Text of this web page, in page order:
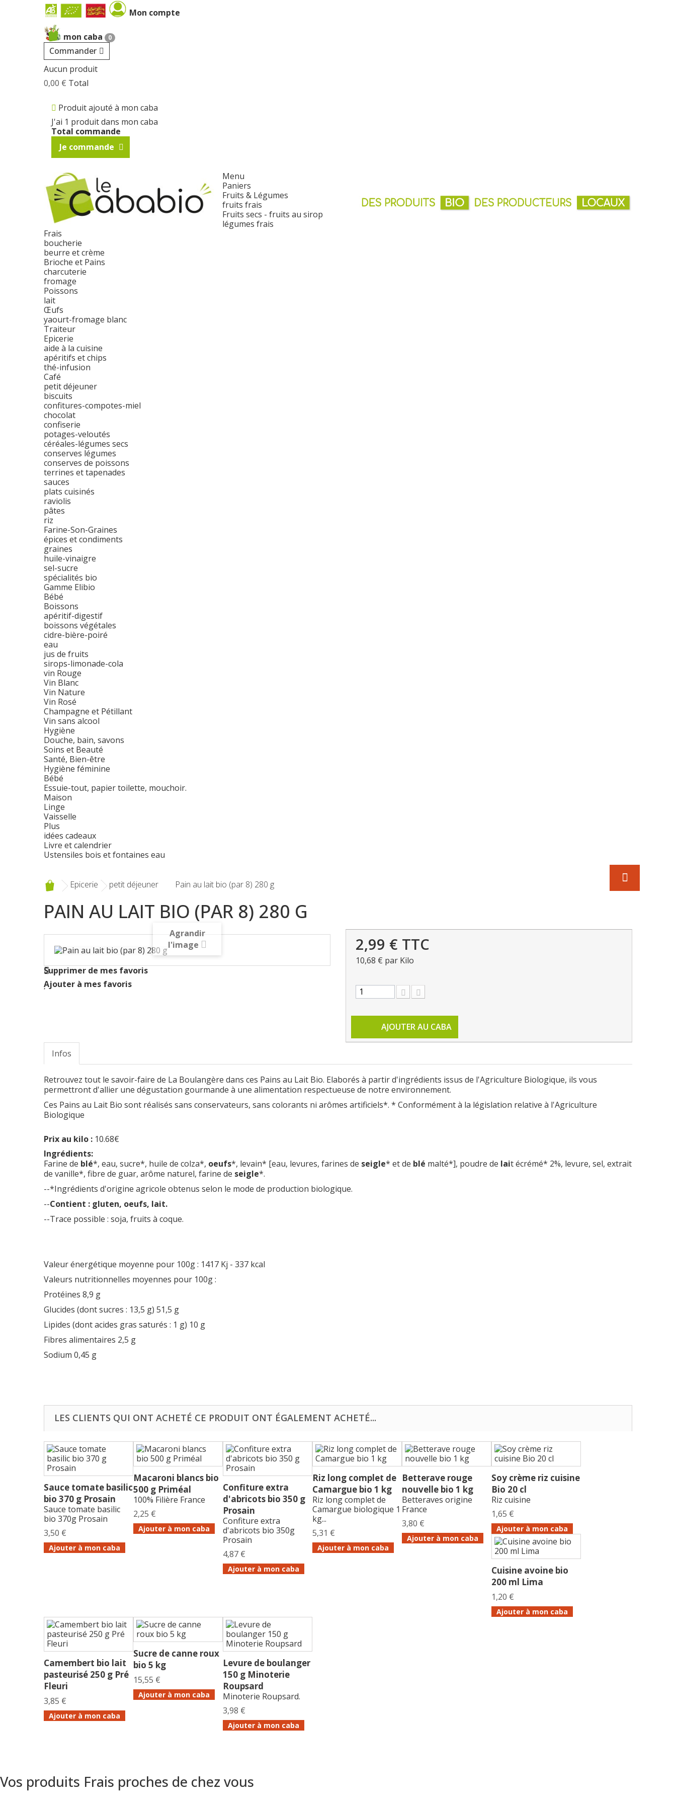
Mon compte
mon caba 0
Commander
Aucun produit
0,00 € Total
Produit ajouté à mon caba
J'ai 1 produit dans mon caba
Total commande
Je commande
Menu
Paniers
Fruits & Légumes
fruits frais
Fruits secs - fruits au sirop
légumes frais
Frais
boucherie
beurre et crème
Brioche et Pains
charcuterie
fromage
Poissons
lait
Œufs
yaourt-fromage blanc
Traiteur
Epicerie
aide à la cuisine
apéritifs et chips
thé-infusion
Café
petit déjeuner
biscuits
confitures-compotes-miel
chocolat
confiserie
potages-veloutés
céréales-légumes secs
conserves légumes
conserves de poissons
terrines et tapenades
sauces
plats cuisinés
raviolis
pâtes
riz
Farine-Son-Graines
épices et condiments
graines
huile-vinaigre
sel-sucre
spécialités bio
Gamme Elibio
Bébé
Boissons
apéritif-digestif
boissons végétales
cidre-bière-poiré
eau
jus de fruits
sirops-limonade-cola
vin Rouge
Vin Blanc
Vin Nature
Vin Rosé
Champagne et Pétillant
Vin sans alcool
Hygiène
Douche, bain, savons
Soins et Beauté
Santé, Bien-être
Hygiène féminine
Bébé
Essuie-tout, papier toilette, mouchoir.
Maison
Linge
Vaisselle
Plus
idées cadeaux
Livre et calendrier
Ustensiles bois et fontaines eau
Epicerie petit déjeuner Pain au lait bio (par 8) 280 g
PAIN AU LAIT BIO (PAR 8) 280 G
Agrandir
l'image
Supprimer de mes favoris
Ajouter à mes favoris
2,99 € TTC
10,68 € par Kilo
AJOUTER AU CABA
Infos
Retrouvez tout le savoir-faire de La Boulangère dans ces Pains au Lait Bio. Elaborés à partir d'ingrédients issus de l'Agriculture Biologique, ils vous
permettront d'allier une dégustation gourmande à une alimentation respectueuse de notre environnement.
Ces Pains au Lait Bio sont réalisés sans conservateurs, sans colorants ni arômes artificiels*. * Conformément à la législation relative à l'Agriculture
Biologique
Prix au kilo : 10.68€
Ingrédients:
Farine de blé*, eau, sucre*, huile de colza*, oeufs*, levain* [eau, levures, farines de seigle* et de blé malté*], poudre de lait écrémé* 2%, levure, sel, extrait
de vanille*, fibre de guar, arôme naturel, farine de seigle*.
--*Ingrédients d'origine agricole obtenus selon le mode de production biologique.
--Contient : gluten, oeufs, lait.
--Trace possible : soja, fruits à coque.
Valeur énergétique moyenne pour 100g : 1417 Kj - 337 kcal
Valeurs nutritionnelles moyennes pour 100g :
Protéines 8,9 g
Glucides (dont sucres : 13,5 g) 51,5 g
Lipides (dont acides gras saturés : 1 g) 10 g
Fibres alimentaires 2,5 g
Sodium 0,45 g
LES CLIENTS QUI ONT ACHETÉ CE PRODUIT ONT ÉGALEMENT ACHETÉ...
Sauce tomate basilic
bio 370 g Prosain
Sauce tomate basilic
bio 370g Prosain
3,50 €
Ajouter à mon caba
Macaroni blancs bio
500 g Priméal
100% Filière France
2,25 €
Ajouter à mon caba
Confiture extra
d'abricots bio 350 g
Prosain
Confiture extra
d'abricots bio 350g
Prosain
4,87 €
Ajouter à mon caba
Riz long complet de
Camargue bio 1 kg
Riz long complet de
Camargue biologique 1
kg...
5,31 €
Ajouter à mon caba
Betterave rouge
nouvelle bio 1 kg
Betteraves origine
France
3,80 €
Ajouter à mon caba
Soy crème riz cuisine
Bio 20 cl
Riz cuisine
1,65 €
Ajouter à mon caba
Cuisine avoine bio
200 ml Lima
1,20 €
Ajouter à mon caba
Camembert bio lait
pasteurisé 250 g Pré
Fleuri
3,85 €
Ajouter à mon caba
Sucre de canne roux
bio 5 kg
15,55 €
Ajouter à mon caba
Levure de boulanger
150 g Minoterie
Roupsard
Minoterie Roupsard.
3,98 €
Ajouter à mon caba
Vos produits Frais proches de chez vous
Cookies management panel